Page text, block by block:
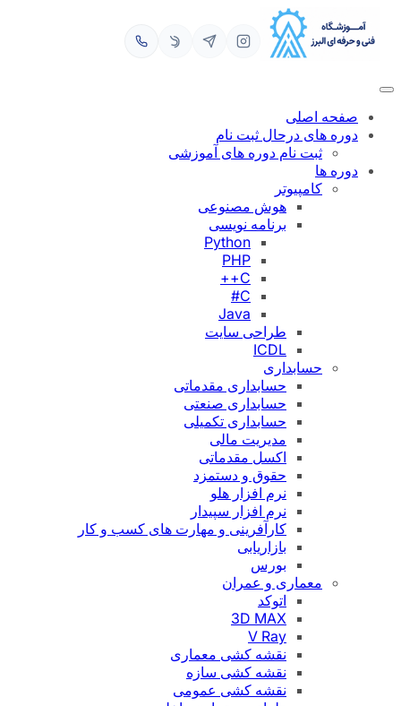
محتوا
صفحه اصلی
دوره های درحال ثبت نام
ثبت نام دوره های آموزشی
دوره ها
کامپیوتر
هوش مصنوعی
برنامه نویسی
Python
PHP
C++
C#
Java
طراحی سایت
ICDL
حسابداری
حسابداری مقدماتی
حسابداری صنعتی
حسابداری تکمیلی
مدیریت مالی
اکسل مقدماتی
حقوق و دستمزد
نرم افزار هلو
نرم افزار سپیدار
کارآفرینی و مهارت های کسب و کار
بازاریابی
بورس
معماری و عمران
اتوکد
3D MAX
V Ray
نقشه کشی معماری
نقشه کشی سازه
نقشه کشی عمومی